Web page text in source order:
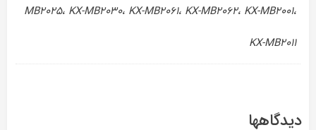
MB2025، KX-MB2030، KX-MB2061، KX-MB2062، KX-MB2001،
KX-MB2011
دیدگاهها